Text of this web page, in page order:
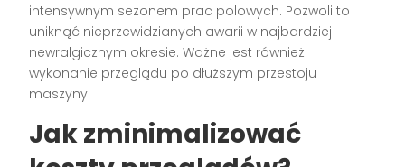
intensywnym sezonem prac polowych. Pozwoli to
uniknąć nieprzewidzianych awarii w najbardziej
newralgicznym okresie. Ważne jest również
wykonanie przeglądu po dłuższym przestoju
maszyny.
Jak zminimalizować